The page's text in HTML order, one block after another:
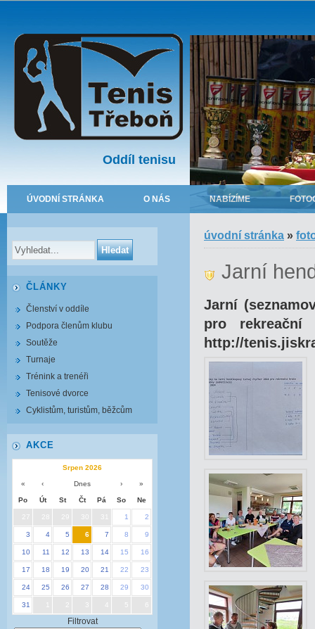
Oddíl tenisu
ÚVODNÍ STRÁNKA O NÁS NABÍZÍME
úvodní stránka »
Jarní
Jarní
pro rekreační
http://
ČLÁNKY
Členství v oddíle
Podpora členům klubu
Soutěže
Turnaje
Trénink a trenéři
Tenisové dvorce
Cyklistům, turistům, běžcům
AKCE
Srpen 2026
« ‹ Dnes › »
Po Út St Čt Pá So Ne
27 29 30 31 1 2
3 4 5 6 7 8 9
10 11 12 13 14 15 16
17 18 19 20 21 22 23
24 25 26 27 28 29 30
31 3 5
Filtrovat